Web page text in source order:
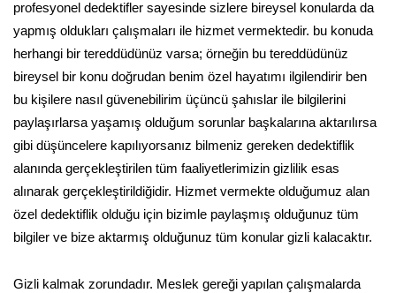
profesyonel dedektifler sayesinde sizlere bireysel konularda da
yapmış oldukları çalışmaları ile hizmet vermektedir. bu konuda
herhangi bir tereddüdünüz varsa; örneğin bu tereddüdünüz
bireysel bir konu doğrudan benim özel hayatımı ilgilendirir ben
bu kişilere nasıl güvenebilirim üçüncü şahıslar ile bilgilerini
paylaşırlarsa yaşamış olduğum sorunlar başkalarına aktarılırsa
gibi düşüncelere kapılıyorsanız bilmeniz gereken dedektiflik
alanında gerçekleştirilen tüm faaliyetlerimizin gizlilik esas
alınarak gerçekleştirildiğidir. Hizmet vermekte olduğumuz alan
özel dedektiflik olduğu için bizimle paylaşmış olduğunuz tüm
bilgiler ve bize aktarmış olduğunuz tüm konular gizli kalacaktır.
Gizli kalmak zorundadır. Meslek gereği yapılan çalışmalarda